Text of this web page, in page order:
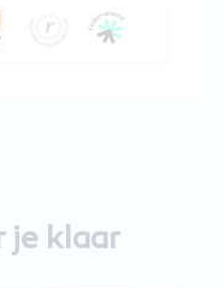
je klaar